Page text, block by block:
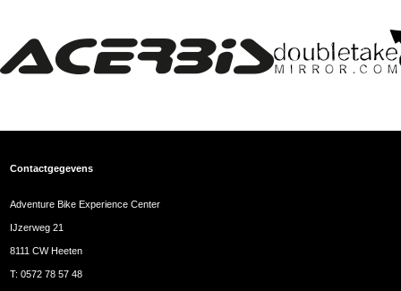
Contactgegevens
Adventure Bike Experience Center
IJzerweg 21
8111 CW Heeten
T:0572 78 57 48